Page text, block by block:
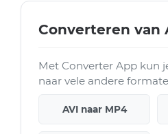
Converteren van
Met Converter App kun
naar vele andere
AVI naar MP4